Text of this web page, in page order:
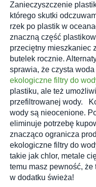
Zanieczyszczenie
którego skutki
rzek po plastik w
znaczną część
przeciętny mieszkaniec
butelek rocznie.
sprawia, że czysta
ekologiczne filtry do
plastiku, ale też
przefiltrowanej wody.
wody są nieocenione.
eliminuje potrzebę
znacząco ogranicza
ekologiczne filtry do
takie jak chlor, metale
temu masz pewność, że
w dodatku świeża!